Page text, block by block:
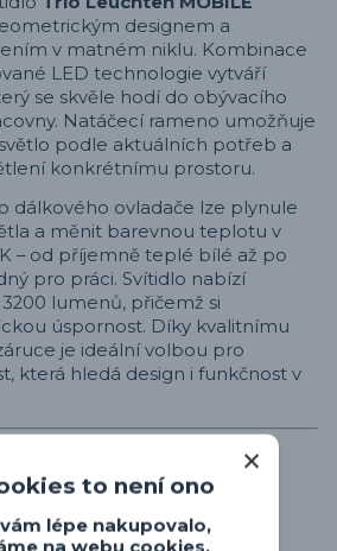
designem a
v matném niklu. Kombinace
LED technologie vytváří
se skvěle hodí do obývacího
Natáčecí rameno umožňuje
podle aktuálních potřeb a
konkrétnímu prostoru.
dálkového ovladače lze plynule
a měnit barevnou teplotu v
– od příjemně teplé bílé až po
pro práci. Svítidlo nabízí
lumenů, přičemž si
úspornost. Díky kvalitnímu
je ideální volbou pro
která hledá design i funkčnost v
s dálkovým ovladačem
42 cm
10 cm
to není ono
lépe nakupovalo,
na webu cookies.